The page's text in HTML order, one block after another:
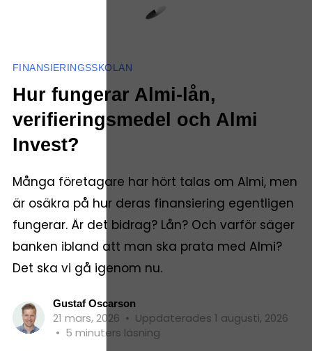
FINANSIERINGSSKOLAN
Hur fungerar Almi-lån,
verifieringsmedel och Almi
Invest?
Många företagare har hört talas om Almi, men
är osäkra på hur deras finansiering egentligen
fungerar. Är det bidrag? Lån? Och varför säger
banken ibland att man ska prata med Almi?
Det ska vi gå igenom nu.
Gustaf Oscarson
21 mars, 2026 • Uppdaterades 1 augusti, 2026
• 5 minuters läsning